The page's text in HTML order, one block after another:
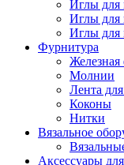
Иглы
Иглы для
Иглы
Фурнитура
Железная
Молнии
Лента
Коконы
Нитки
Вязальное
Аксессуары